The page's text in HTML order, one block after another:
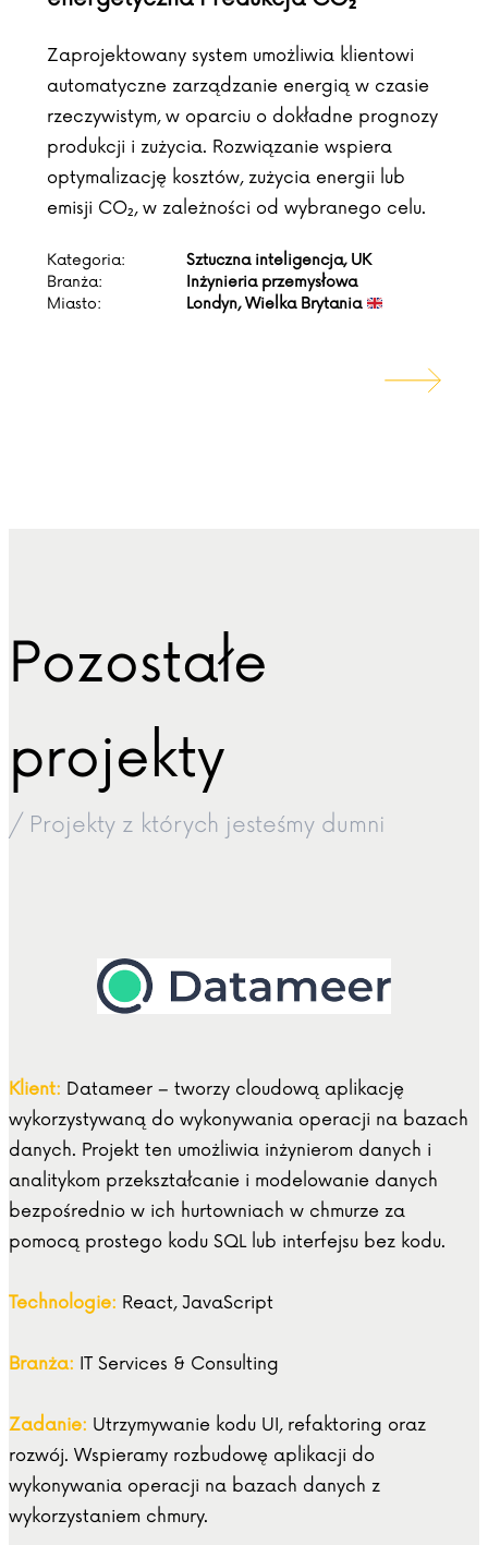
Zaprojektowany system umożliwia klientowi
automatyczne zarządzanie energią w czasie
rzeczywistym, w oparciu o dokładne prognozy
produkcji i zużycia. Rozwiązanie wspiera
optymalizację kosztów, zużycia energii lub
emisji CO₂, w zależności od wybranego celu.
Kategoria:
Sztuczna inteligencja, UK
Branża:
Inżynieria przemysłowa
Miasto:
Londyn, Wielka Brytania
Pozostałe
projekty
/ Projekty z których jesteśmy dumni
Klient: Datameer – tworzy cloudową aplikację
wykorzystywaną do wykonywania operacji na bazach
danych. Projekt ten umożliwia inżynierom danych i
analitykom przekształcanie i modelowanie danych
bezpośrednio w ich hurtowniach w chmurze za
pomocą prostego kodu SQL lub interfejsu bez kodu.
Technologie: React, JavaScript
Branża: IT Services & Consulting
Zadanie: Utrzymywanie kodu UI, refaktoring oraz
rozwój. Wspieramy rozbudowę aplikacji do
wykonywania operacji na bazach danych z
wykorzystaniem chmury.